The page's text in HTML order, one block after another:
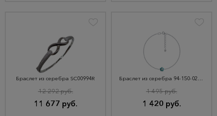
Браслет из серебра SC00994R
11 677 руб.
12 292 руб.
Браслет из серебра 94-150-02148-1
1 420 руб.
1 495 руб.